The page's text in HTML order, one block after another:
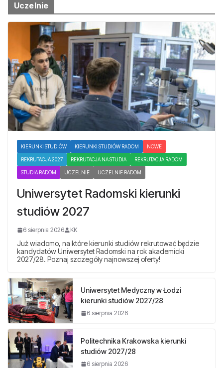
Uczelnie
KIERUNKI STUDIÓW KIERUNKI STUDIÓW RADOM NOWE
REKRUTACJA 2027 REKRUTACJA NA STUDIA REKRUTACJA RADOM
STUDIA RADOM UCZELNIE UCZELNIE RADOM
Uniwersytet Radomski kierunki
studiów 2027
6 sierpnia 2026 KK
Już wiadomo, na które kierunki studiów rekrutować będzie
kandydatów Uniwersytet Radomski na rok akademicki
2027/28. Poznaj szczegóły najnowszej oferty!
Uniwersytet Medyczny w Łodzi
kierunki studiów 2027/28
6 sierpnia 2026
Politechnika Krakowska kierunki
studiów 2027/28
6 sierpnia 2026